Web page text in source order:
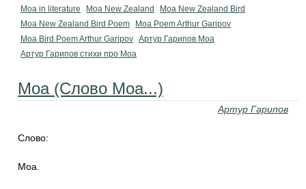
Moa in literature
Moa New Zealand
Moa New Zealand Bird
Moa New Zealand Bird Poem
Moa Poem Arthur Garipov
Moa Bird Poem Arthur Garipov Артур Гарипов Моа
Артур Гарипов стихи про Моа
Моа (Слово Моа...)
Артур Гарипов
Слово:
Моа.